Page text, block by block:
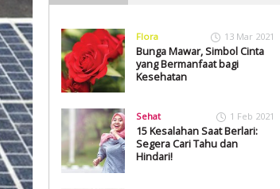
Flora 13 Mar 2021
Bunga Mawar, Simbol Cinta
yang Bermanfaat bagi
Kesehatan
Sehat 1 Feb 2021
15 Kesalahan Saat Berlari:
Segera Cari Tahu dan
Hindari!